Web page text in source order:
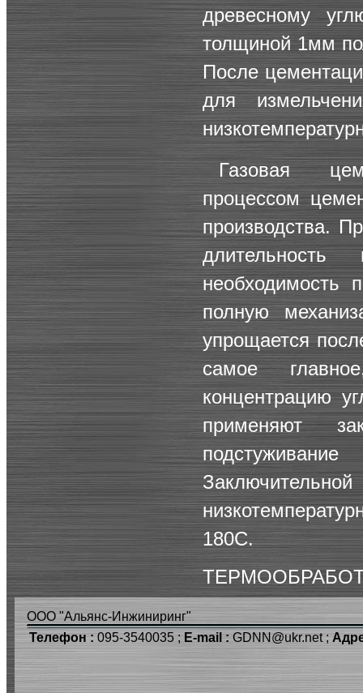
древесному
толщиной 1мм
После
для
Газовая
процессом
производства.
необходимость
полную
упрощается
самое
концентрацию
применяют
180С.
ООО "Альянс-Инжиниринг"
Телефон : 095-3540035 ; E-mail : GDNN@ukr.net ;